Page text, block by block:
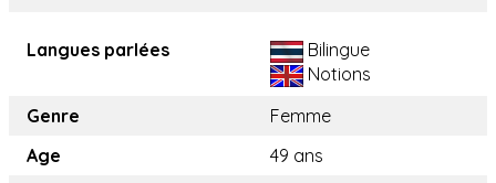
Langues parlées
Bilingue
Notions
Genre
Femme
Age
49 ans